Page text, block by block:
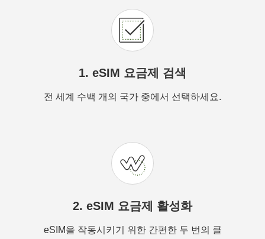
1. eSIM 요금제 검색
전 세계 수백 개의 국가 중에서 선택하세요.
2. eSIM 요금제 활성화
eSIM을 작동시키기 위한 간편한 두 번의 클